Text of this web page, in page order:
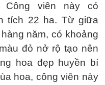
Công viên này có
tích 22 ha. Từ giữa
năm, có khoảng
đỏ nở rộ tạo nên
hoa đẹp huyền bí
hoa, công viên này